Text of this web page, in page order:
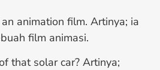
animation film. Artinya; ia
film animasi.
that solar car? Artinya;